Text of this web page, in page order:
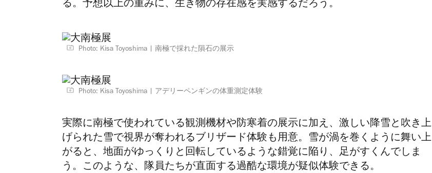
る。予想以上の重みに、生き物の存在感を実感するだろう。
Photo: Kisa Toyoshima 南極で採れた隕石の展示
Photo: Kisa Toyoshima アデリーペンギンの体重測定体験
実際に南極で使われている観測機材や防寒着の展示に加え、激しい降雪と吹き上
げられた雪で視界が奪われるブリザード体験も用意。雪が渦を巻くように舞い上
がると、地面がゆっくりと回転しているような錯覚に陥り、足がすくんでしま
う。このような、隊員たちが直面する過酷な環境が疑似体験できる。